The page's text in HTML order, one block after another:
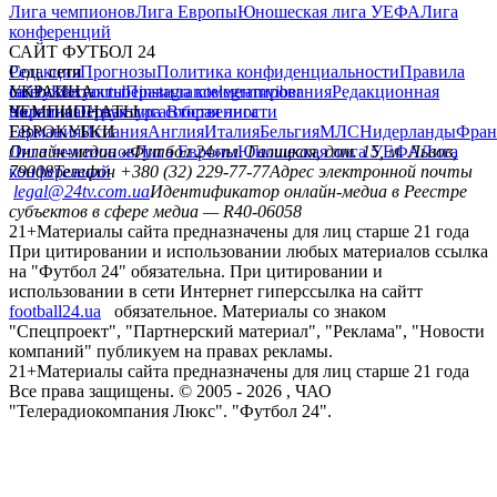
Лига чемпионовЛига ЕвропыЮношеская лига УЕФАЛига
конференций
САЙТ ФУТБОЛ 24
РедакцияПрогнозыПолитика конфиденциальностиПравила
сайтуКонтактыПравила комментированияРедакционная
политикаСтруктура собственности
Соц. сети
facebookxyoutubeinstagramtelegramviber
УКРАИНА
УкраинаПервая лигаВторая лига
ЧЕМПИОНАТЫ
ГерманияИспанияАнглияИталияБельгияМЛСНидерланды
ЕВРОКУБКИ
Лига чемпионовЛига ЕвропыЮношеская лига УЕФАЛига
конференций
Онлайн-медиа «Футбол 24»пл. Галицкая, дом. 15, м. Львов,
79008Телефон +380 (32) 229-77-77Адрес электронной почты
legal@24tv.com.uaИдентификатор онлайн-медиа в Реестре
субъектов в сфере медиа — R40-06058
21+Материалы сайта предназначены для лиц старше 21 года
При цитировании и использовании любых материалов ссылка
на "Футбол 24" обязательна. При цитировании и
использовании в сети Интернет гиперссылка на сайтт
football24.ua
обязательное. Материалы со знаком
"Спецпроект", "Партнерский материал", "Реклама", "Новости
компаний" публикуем на правах рекламы.
21+Материалы сайта предназначены для лиц старше 21 года
Все права защищены. © 2005 - 2026 , ЧАО
"Телерадиокомпания Люкс". "Футбол 24".